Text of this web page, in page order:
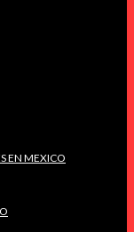
EN MEXICO